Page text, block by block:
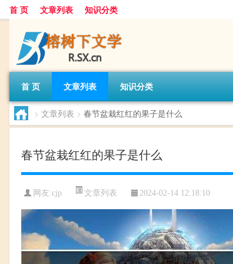
首 页 文章列表 知识分类
首 页 文章列表 知识分类
> 文章列表 > 春节盆栽红红的果子是什么
春节盆栽红红的果子是什么
网友:cjp 文章列表 2024-02-14 12:18:10